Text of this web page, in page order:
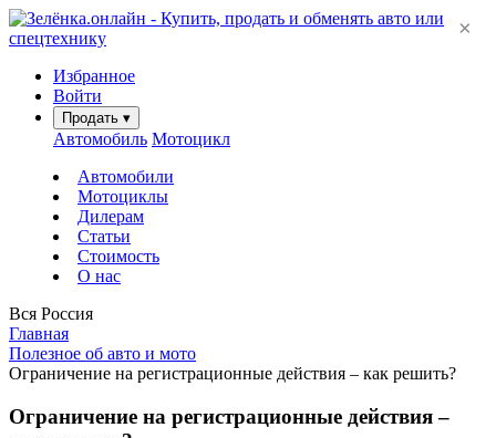
Избранное
Войти
Продать ▾
Автомобиль Мотоцикл
Автомобили
Мотоциклы
Дилерам
Статьи
Стоимость
О нас
Вся Россия
Главная
Полезное об авто и мото
Ограничение на регистрационные действия – как решить?
Ограничение на регистрационные действия –
×